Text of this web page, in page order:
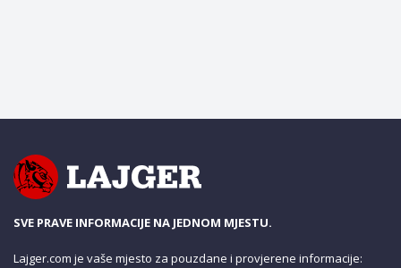
SVE PRAVE INFORMACIJE NA JEDNOM MJESTU.
Lajger.com je vaše mjesto za pouzdane i provjerene informacije: